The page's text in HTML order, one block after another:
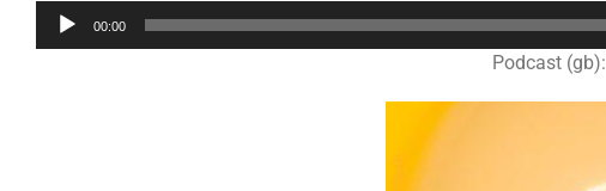
00:00
Podcast (gb):